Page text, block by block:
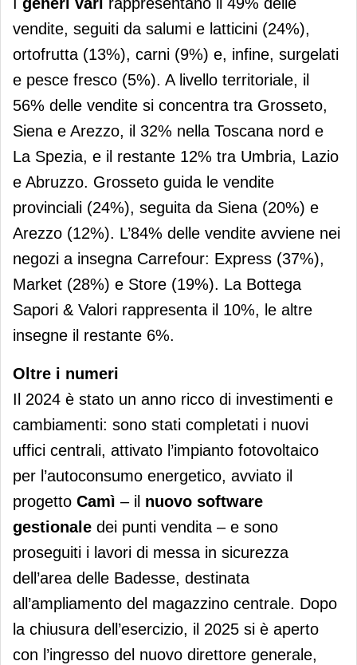
vendite, seguiti da salumi e latticini (24%),
ortofrutta (13%), carni (9%) e, infine, surgelati
e pesce fresco (5%). A livello territoriale, il
56% delle vendite si concentra tra Grosseto,
Siena e Arezzo, il 32% nella Toscana nord e
La Spezia, e il restante 12% tra Umbria, Lazio
e Abruzzo. Grosseto guida le vendite
provinciali (24%), seguita da Siena (20%) e
Arezzo (12%). L’84% delle vendite avviene nei
negozi a insegna Carrefour: Express (37%),
Market (28%) e Store (19%). La Bottega
Sapori & Valori rappresenta il 10%, le altre
insegne il restante 6%.
Oltre i numeri
Il 2024 è stato un anno ricco di investimenti e
cambiamenti: sono stati completati i nuovi
uffici centrali, attivato l’impianto fotovoltaico
per l’autoconsumo energetico, avviato il
progetto Camì – il nuovo software
gestionale dei punti vendita – e sono
proseguiti i lavori di messa in sicurezza
dell’area delle Badesse, destinata
all’ampliamento del magazzino centrale. Dopo
la chiusura dell’esercizio, il 2025 si è aperto
con l’ingresso del nuovo direttore generale,